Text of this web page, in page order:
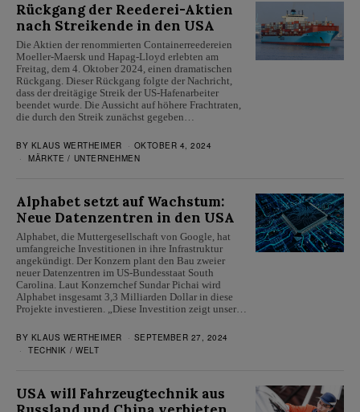
Rückgang der Reederei-Aktien
nach Streikende in den USA
Die Aktien der renommierten Containerreedereien
Moeller-Maersk und Hapag-Lloyd erlebten am
Freitag, dem 4. Oktober 2024, einen dramatischen
Rückgang. Dieser Rückgang folgte der Nachricht,
dass der dreitägige Streik der US-Hafenarbeiter
beendet wurde. Die Aussicht auf höhere Frachtraten,
die durch den Streik zunächst gegeben…
BY KLAUS WERTHEIMER
OKTOBER 4, 2024
MÄRKTE / UNTERNEHMEN
Alphabet setzt auf Wachstum:
Neue Datenzentren in den USA
Alphabet, die Muttergesellschaft von Google, hat
umfangreiche Investitionen in ihre Infrastruktur
angekündigt. Der Konzern plant den Bau zweier
neuer Datenzentren im US-Bundesstaat South
Carolina. Laut Konzernchef Sundar Pichai wird
Alphabet insgesamt 3,3 Milliarden Dollar in diese
Projekte investieren. „Diese Investition zeigt unser…
BY KLAUS WERTHEIMER
SEPTEMBER 27, 2024
TECHNIK / WELT
USA will Fahrzeugtechnik aus